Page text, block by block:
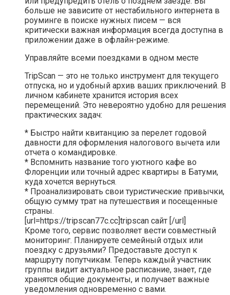
больше не зависите от нестабильного интернета в
роуминге в поиске нужных писем — вся
критически важная информация всегда доступна в
приложении даже в офлайн-режиме.
Управляйте всеми поездками в одном месте
TripScan — это не только инструмент для текущего
отпуска, но и удобный архив ваших приключений. В
личном кабинете хранится история всех
перемещений. Это невероятно удобно для решения
практических задач:
* Быстро найти квитанцию за перелет годовой
давности для оформления налогового вычета или
отчета о командировке.
* Вспомнить название того уютного кафе во
Флоренции или точный адрес квартиры в Батуми,
куда хочется вернуться.
* Проанализировать свои туристические привычки,
общую сумму трат на путешествия и посещенные
страны.
[url=https://tripscan77c.cc]tripscan сайт [/url]
Кроме того, сервис позволяет вести совместный
мониторинг. Планируете семейный отдых или
поездку с друзьями? Предоставьте доступ к
маршруту попутчикам. Теперь каждый участник
группы видит актуальное расписание, знает, где
хранятся общие документы, и получает важные
уведомления одновременно с вами.